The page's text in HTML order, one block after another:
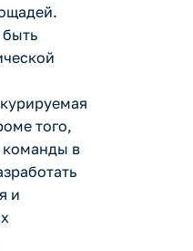
того,
в
и